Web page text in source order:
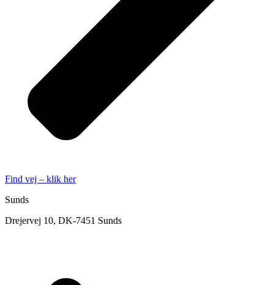
Find vej – klik her
Sunds
Drejervej 10, DK-7451 Sunds